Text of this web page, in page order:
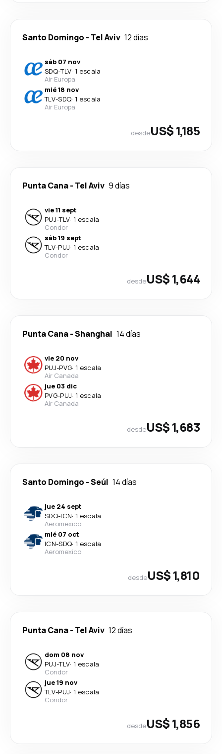
Santo Domingo - Tel Aviv 12 días
sáb 07 nov
SDQ-TLV· 1 escala
Air Europa
mié 18 nov
TLV-SDQ· 1 escala
Air Europa
desdeUS$ 1,185
Punta Cana- Tel Aviv 9 días
vie 11 sept
PUJ-TLV· 1 escala
Condor
sáb 19 sept
TLV-PUJ· 1 escala
Condor
desdeUS$ 1,644
Punta Cana-Shanghai 14 días
vie 20 nov
PUJ-PVG· 1 escala
Air Canada
jue 03 dic
PVG-PUJ· 1 escala
Air Canada
desdeUS$ 1,683
Santo Domingo -Seúl 14 días
jue 24 sept
SDQ-ICN· 1 escala
Aeromexico
mié 07 oct
ICN-SDQ· 1 escala
Aeromexico
desdeUS$ 1,810
Punta Cana- Tel Aviv 12 días
dom 08 nov
PUJ-TLV· 1 escala
Condor
jue 19 nov
TLV-PUJ· 1 escala
Condor
desdeUS$ 1,856